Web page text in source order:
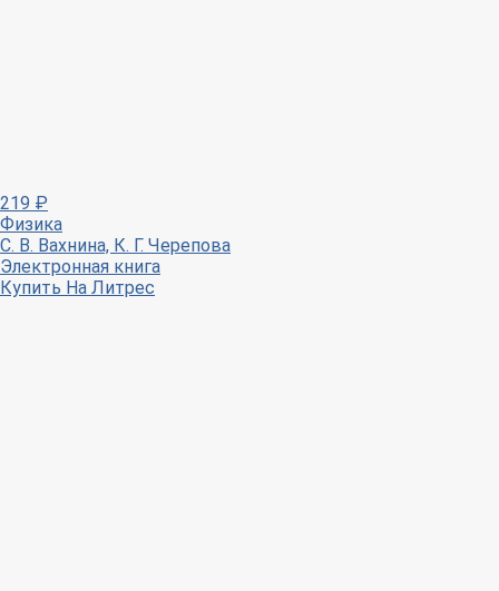
219 ₽
Физика
С. В. Вахнина, К. Г. Черепова
Электронная книга
Купить На Литрес